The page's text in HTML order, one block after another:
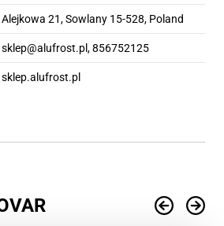
Alejkowa 21, Sowlany 15-528, Poland
sklep@alufrost.pl, 856752125
sklep.alufrost.pl